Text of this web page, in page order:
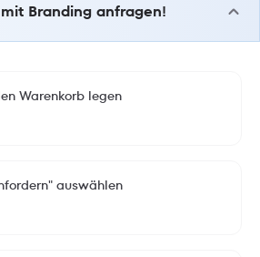
Branding anfragen!
Warenkorb legen
auswählen